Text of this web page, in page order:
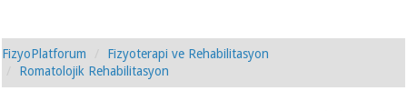
FizyoPlatforum
Fizyoterapi ve Rehabilitasyon
Romatolojik Rehabilitasyon